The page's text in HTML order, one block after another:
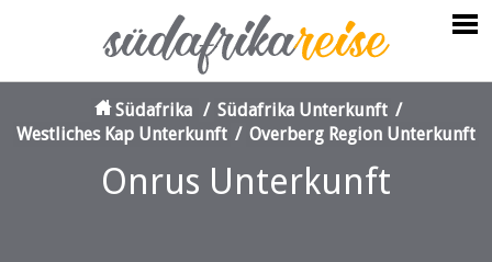
Onrus Unterkunft
Südafrika / Südafrika Unterkunft /
Westliches Kap Unterkunft / Overberg Region Unterkunft